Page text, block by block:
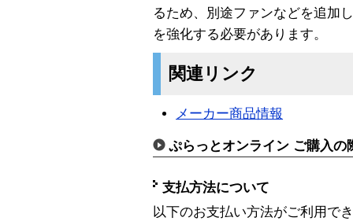
るため、別途ファンなどを追加
を強化する必要があります。
関連リンク
メーカー商品情報
ぷらっとオンライン ご購入の
支払方法について
以下のお支払い方法がご利用で